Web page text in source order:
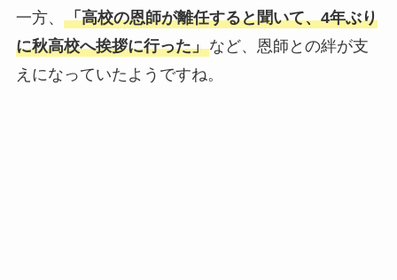
一方、 「高校の恩師が離任すると聞いて、4年ぶり
に秋高校へ挨拶に行った」など、恩師との絆が支
えになっていたようですね。